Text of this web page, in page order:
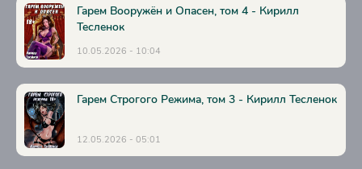
30
31
32
33
34
35
Гарем Вооружён и Опасен, том 4 - Кирилл
Тесленок
10.05.2026 - 10:04
Гарем Строгого Режима, том 3 - Кирилл Тесленок
12.05.2026 - 05:01